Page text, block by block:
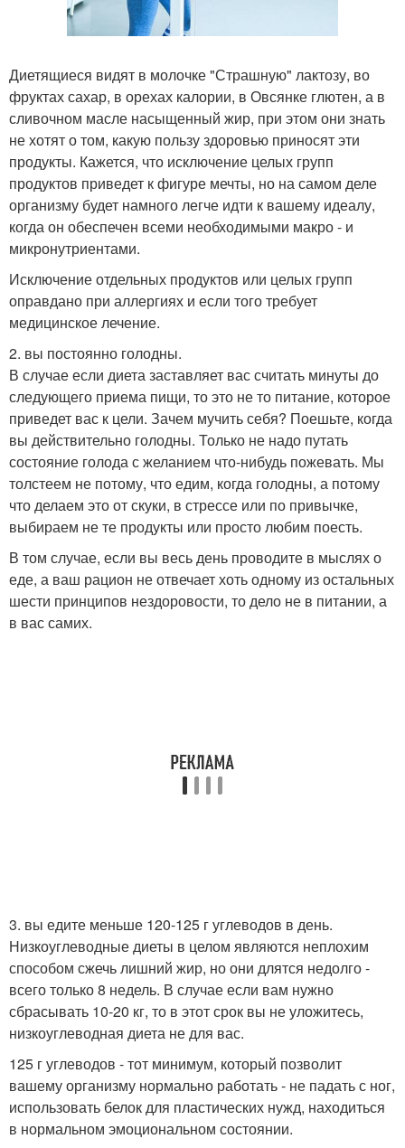
Диетящиеся видят в молочке "Страшную" лактозу, во
фруктах сахар, в орехах калории, в Овсянке глютен, а в
сливочном масле насыщенный жир, при этом они знать
не хотят о том, какую пользу здоровью приносят эти
продукты. Кажется, что исключение целых групп
продуктов приведет к фигуре мечты, но на самом деле
организму будет намного легче идти к вашему идеалу,
когда он обеспечен всеми необходимыми макро - и
микронутриентами.
Исключение отдельных продуктов или целых групп
оправдано при аллергиях и если того требует
медицинское лечение.
2. вы постоянно голодны.
В случае если диета заставляет вас считать минуты до
следующего приема пищи, то это не то питание, которое
приведет вас к цели. Зачем мучить себя? Поешьте, когда
вы действительно голодны. Только не надо путать
состояние голода с желанием что-нибудь пожевать. Мы
толстеем не потому, что едим, когда голодны, а потому
что делаем это от скуки, в стрессе или по привычке,
выбираем не те продукты или просто любим поесть.
В том случае, если вы весь день проводите в мыслях о
еде, а ваш рацион не отвечает хоть одному из остальных
шести принципов нездоровости, то дело не в питании, а
в вас самих.
3. вы едите меньше 120-125 г углеводов в день.
Низкоуглеводные диеты в целом являются неплохим
способом сжечь лишний жир, но они длятся недолго -
всего только 8 недель. В случае если вам нужно
сбрасывать 10-20 кг, то в этот срок вы не уложитесь,
низкоуглеводная диета не для вас.
125 г углеводов - тот минимум, который позволит
вашему организму нормально работать - не падать с ног,
использовать белок для пластических нужд, находиться
в нормальном эмоциональном состоянии.